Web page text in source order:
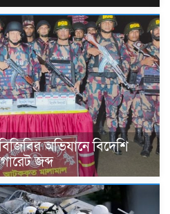
অভিযানে বিদেশি
জব্দ